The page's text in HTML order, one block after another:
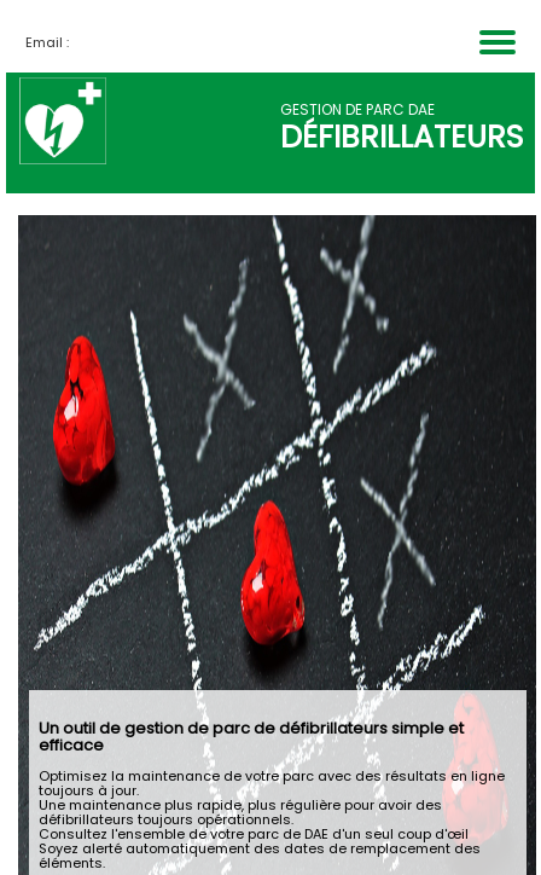
Email :
GESTION DE PARC DAE
DÉFIBRILLATEURS
Un outil de gestion de parc de défibrillateurs simple et
efficace
Optimisez la maintenance de votre parc avec des résultats en ligne
toujours à jour.
Une maintenance plus rapide, plus régulière pour avoir des
défibrillateurs toujours opérationnels.
Consultez l'ensemble de votre parc de DAE d'un seul coup d'œil
Soyez alerté automatiquement des dates de remplacement des
éléments.